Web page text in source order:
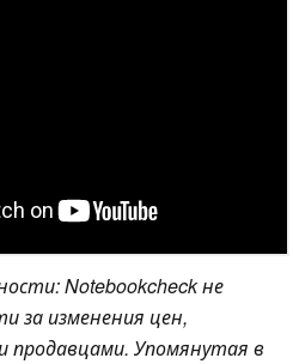
Notebookcheck не
за изменения цен,
продавцами. Упомянутая в